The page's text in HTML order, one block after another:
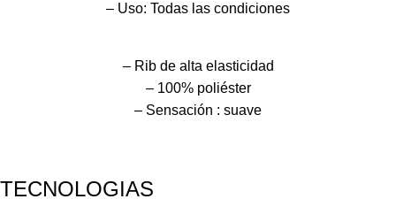
– Uso: Todas las condiciones
– Rib de alta elasticidad
– 100% poliéster
– Sensación : suave
TECNOLOGIAS